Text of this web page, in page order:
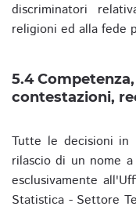
discriminatori
religioni ed alla fede
5.4
contestazioni,
Tutte le decisioni in
rilascio di un nome
esclusivamente
Statistica - Settore